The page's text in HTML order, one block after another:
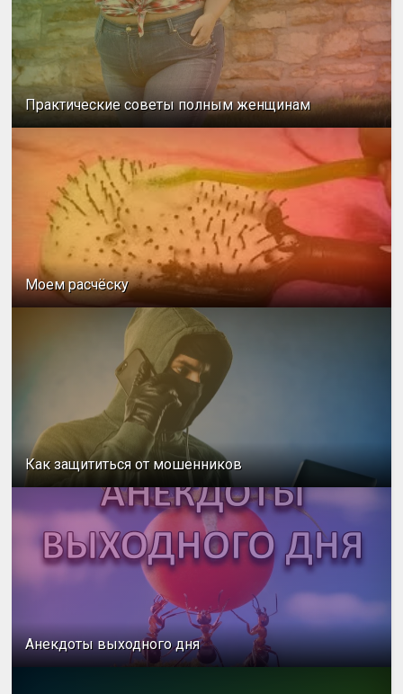
Практические советы полным женщинам
Моем расчёску
Как защититься от мошенников
Анекдоты выходного дня